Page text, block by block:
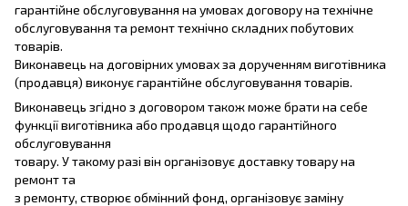
гарантійне обслуговування на умовах договору на технічне
обслуговування та ремонт технічно складних побутових
товарів.
Виконавець на договірних умовах за дорученням виготівника
(продавця) виконує гарантійне обслуговування товарів.
Виконавець згідно з договором також може брати на себе
функції виготівника або продавця щодо гарантійного
обслуговування
товару. У такому разі він організовує доставку товару на
ремонт та
з ремонту, створює обмінний фонд, організовує заміну